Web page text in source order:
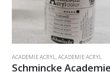
ACADEMIE ACRYL,ACADEMIE ACRYL